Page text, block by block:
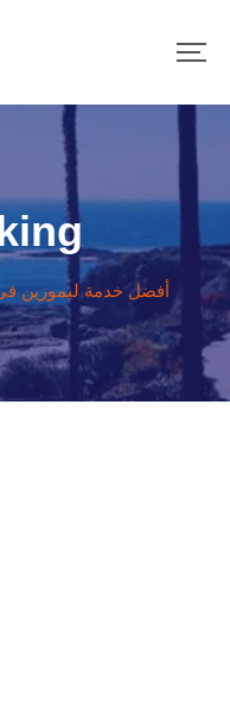
أفضل خدمة ليموزين